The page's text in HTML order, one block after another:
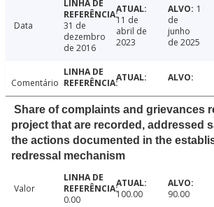
Data
31 de
dezembro
de 2016
11 de
abril de
2023
1
de
junho
de 2025
Comentário
Share of complaints and grievances
project that are recorded, addressed
the actions documented in the
redressal mechanism
Valor
0.00
100.00 90.00